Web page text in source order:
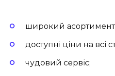
широкий асортимент
доступні ціни на всі
чудовий сервіс;